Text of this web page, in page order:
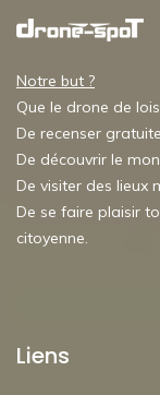
Notre but ?
Que le drone de
De recenser
De découvrir le
De visiter des lieux
De se faire plaisir
citoyenne.
Liens